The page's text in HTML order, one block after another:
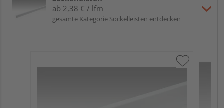
ab 2,38 € / lfm
gesamte Kategorie Sockelleisten entdecken